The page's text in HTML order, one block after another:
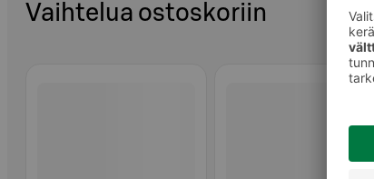
Vaihtelua ostoskoriin